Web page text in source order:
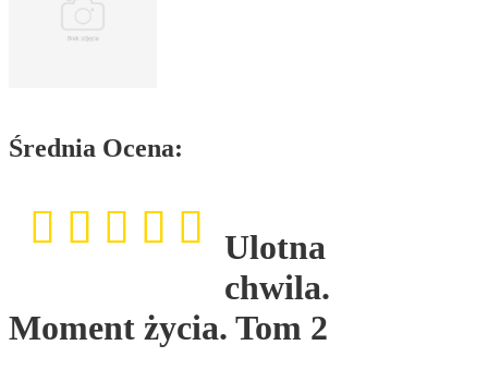
Średnia Ocena:
Ulotna
chwila.
Moment życia. Tom 2